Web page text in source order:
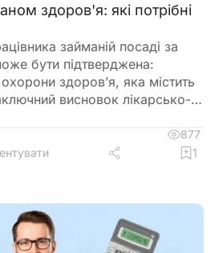
здоров'я: які потрібні
займаній посаді за
бути підтверджена:
здоров’я, яка містить
висновок лікарсько-
877
1